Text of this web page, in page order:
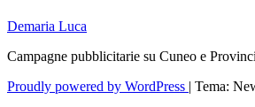
Demaria Luca
Campagne pubblicitarie su Cuneo e
Proudly powered by WordPress | Tema: